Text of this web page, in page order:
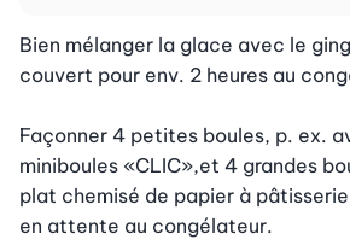
Bien mélanger la glace avec le
couvert pour env. 2 heures au
Façonner 4 petites boules, p. ex.
miniboules «CLIC»,et 4 grandes
plat chemisé de papier à
en attente au congélateur.